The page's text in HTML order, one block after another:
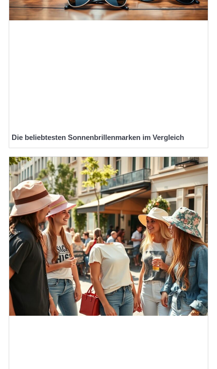
Die beliebtesten Sonnenbrillenmarken im Vergleich